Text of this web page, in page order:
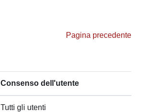
Pagina precedente
Consenso dell'utente
Tutti gli utenti